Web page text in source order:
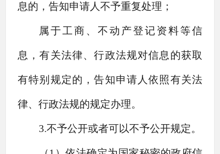
息的，告知申请人不予重复处理；
属于工商、不动产登记资料等信
息，有关法律、行政法规对信息的获取
有特别规定的，告知申请人依照有关法
律、行政法规的规定办理。
3.不予公开或者可以不予公开规定。